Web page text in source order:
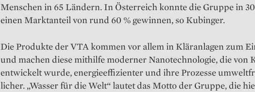
Menschen in 65 Ländern. In Österreich konnte die Gruppe in
einen Marktanteil von rund 60 % gewinnen, so Kubinger.
Die Produkte der VTA kommen vor allem in Kläranlagen zum
und machen diese mithilfe moderner Nanotechnologie, die von
entwickelt wurde, energieeffizienter und ihre Prozesse
licher. „Wasser für die Welt“ lautet das Motto der Gruppe, die